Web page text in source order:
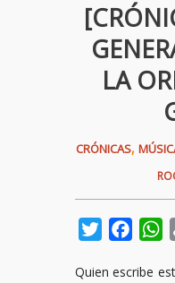
LA
CRÓNICAS,
Twitter
Quien escribe